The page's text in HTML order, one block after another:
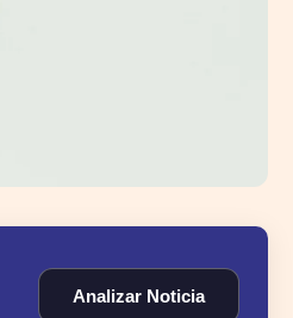
Analizar Noticia